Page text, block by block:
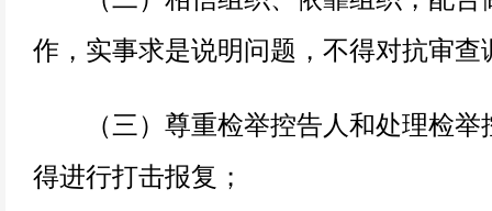
作，实事求是说明问题，不得对抗审查
（三）尊重检举控告人和处理检举
得进行打击报复；